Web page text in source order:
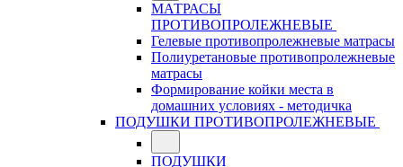
МАТРАСЫ
ПРОТИВОПРОЛЕЖНЕВЫЕ
Гелевые противопролежневые матрасы
Полиуретановые противопролежневые
матрасы
Формирование койки места в
домашних условиях - методичка
ПОДУШКИ ПРОТИВОПРОЛЕЖНЕВЫЕ
ПОДУШКИ